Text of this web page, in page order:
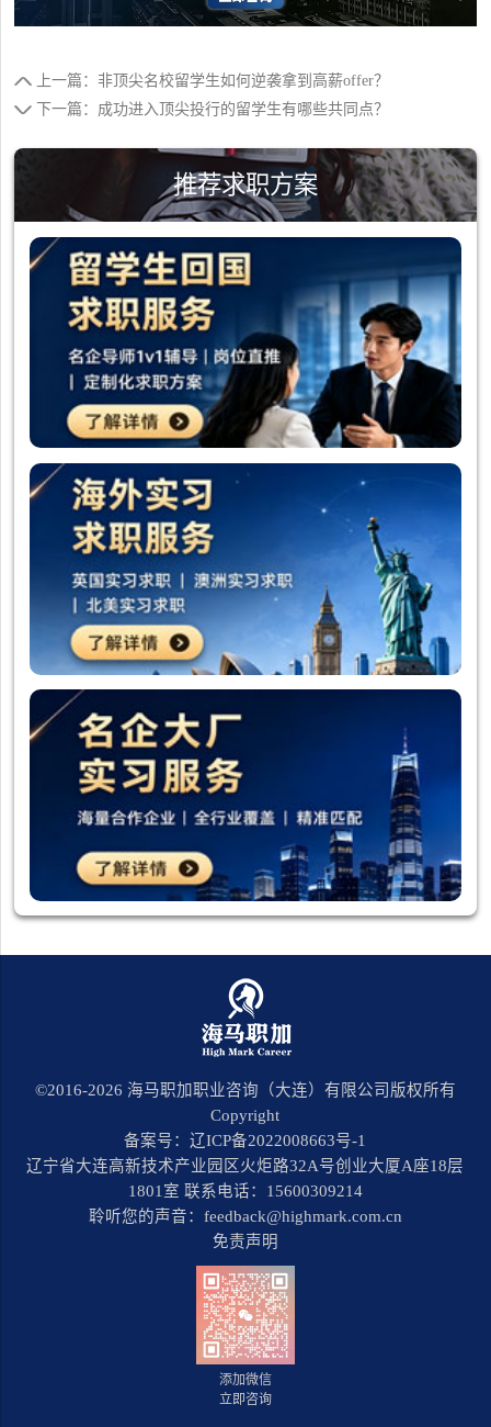
上一篇：非顶尖名校留学生如何逆袭拿到高薪offer？
下一篇：成功进入顶尖投行的留学生有哪些共同点？
推荐求职方案
©2016-2026 海马职加职业咨询（大连）有限公司版权所有
Copyright
备案号：辽ICP备2022008663号-1
辽宁省大连高新技术产业园区火炬路32A号创业大厦A座18层
1801室 联系电话：15600309214
聆听您的声音：feedback@highmark.com.cn
免责声明
添加微信
立即咨询